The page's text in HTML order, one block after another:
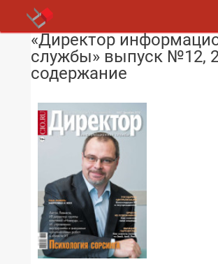
НОВОСТИ
«Директор
службы» выпуск №12,
содержание